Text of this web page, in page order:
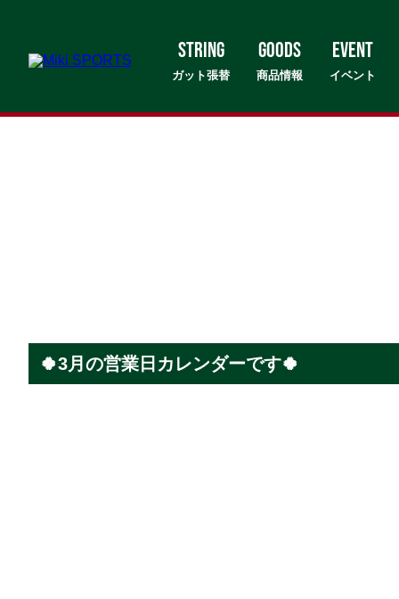
STRING
ガット張替
GOODS
商品情報
EVENT
イベント
🍀3月の営業日カレンダーです🍀